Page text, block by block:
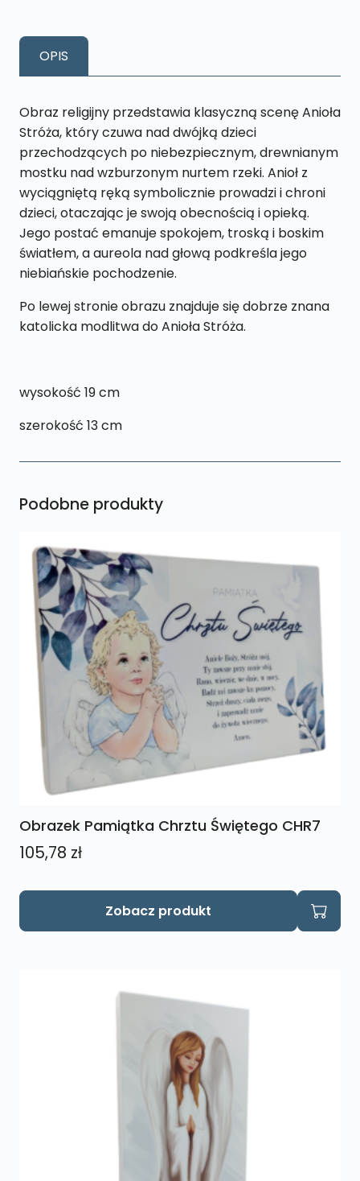
–
Obraz
Modlitwą
S73
13
x
19
cm
OPIS
Obraz religijny przedstawia klasyczną scenę Anioła
Stróża, który czuwa nad dwójką dzieci
przechodzących po niebezpiecznym, drewnianym
mostku nad wzburzonym nurtem rzeki. Anioł z
wyciągniętą ręką symbolicznie prowadzi i chroni
dzieci, otaczając je swoją obecnością i opieką.
Jego postać emanuje spokojem, troską i boskim
światłem, a aureola nad głową podkreśla jego
niebiańskie pochodzenie.
Po lewej stronie obrazu znajduje się dobrze znana
katolicka modlitwa do Anioła Stróża.
wysokość 19 cm
szerokość 13 cm
Podobne produkty
Obrazek Pamiątka Chrztu Świętego CHR7
105,78 zł
Zobacz produkt